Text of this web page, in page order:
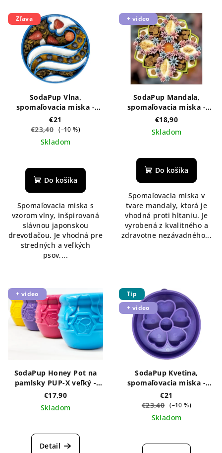
Zľava
SodaPup Vlna,
spomaľovacia miska -
modrá
€21
€23,40 (–10 %)
Skladom
Do košíka
Spomaľovacia miska s
vzorom vlny, inšpirovaná
slávnou japonskou
drevotlačou. Je vhodná pre
stredných a veľkých
psov,...
+ video
SodaPup Mandala,
spomaľovacia miska -
zelená
€18,90
Skladom
Do košíka
Spomaľovacia miska v
tvare mandaly, ktorá je
vhodná proti hltaniu. Je
vyrobená z kvalitného a
zdravotne nezávadného...
+ video
SodaPup Honey Pot na
pamlsky PUP-X veľký -
rôzne farby
€17,90
Skladom
hodnotenie
produktu
Detail
Tip
+ video
SodaPup Kvetina,
spomaľovacia miska -
rôzne farby
€21
€23,40 (–10 %)
Skladom